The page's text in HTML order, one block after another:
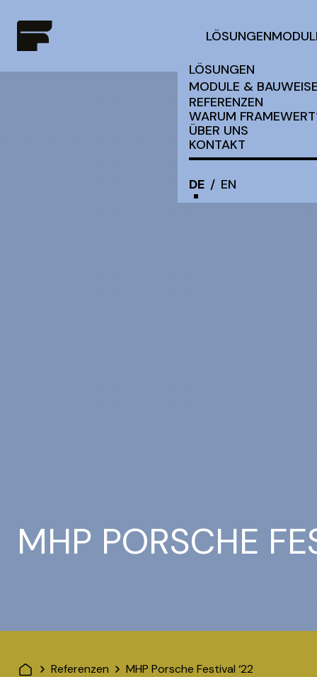
LÖSUNGEN
LÖSUNGEN
MODULE &
REFERENZEN
WARUM
ÜBER UNS
KONTAKT
DE / EN
MHP PORSCHE
Referenzen MHP Porsche Festival ‘22